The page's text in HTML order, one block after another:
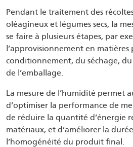
Pendant le traitement des
oléagineux et légumes secs, la
se faire à plusieurs étapes, par
l’approvisionnement en matières
conditionnement, du séchage,
de l’emballage.
La mesure de l’humidité permet
d’optimiser la performance de
de réduire la quantité d’énergie
matériaux, et d’améliorer la
l’homogénéité du produit final.